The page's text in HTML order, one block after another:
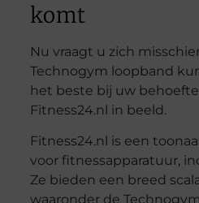
komt
Nu vraagt u zich
Technogym loopband
het beste bij uw
Fitness24.nl in beeld.
Fitness24.nl is een
voor fitnessapparatuur,
Ze bieden een breed
waaronder de